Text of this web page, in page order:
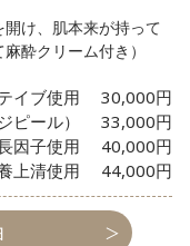
け、肌本来が持って
酔クリーム付き）
イブ使用 30,000円
ジピール） 33,000円
因子使用 40,000円
上清使用 44,000円